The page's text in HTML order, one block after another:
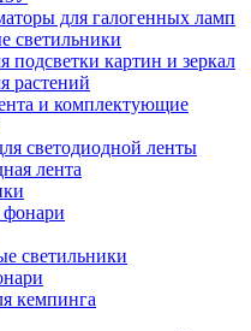
для галогенных ламп
светильники
подсветки картин и зеркал
растений
и комплектующие
светодиодной ленты
лента
светильники
кемпинга